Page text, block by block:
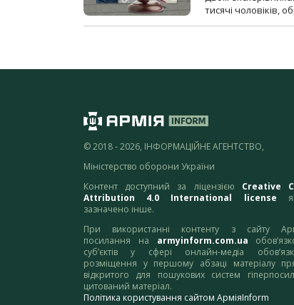
тисячі чоловіків,
© 2018 - 2026, ІНФОРМАЦІЙНЕ АГЕНТСТВО,
Міністерство оборони України
Контент доступний за ліцензією Creative
Attribution 4.0 International license
зазначено інше.
При використанні контенту з сайту
посилання на armyinform.com.ua
суб’єктів у сфері онлайн-медіа
розміщення у першому абзаці матеріалу
відкритого для пошукових систем
цитований матеріал.
Політика користування сайтом АрміяInform